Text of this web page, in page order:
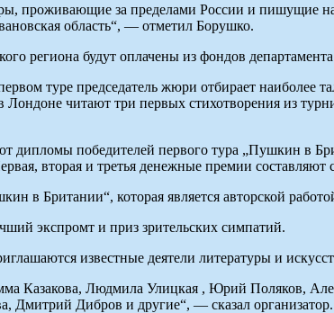
проживающие за пределами России и пишущие
область“, — отметил Борушко.
региона будут оплачены из фондов
туре председатель жюри отбирает наиболее
читают три первых стихотворения из
дипломы победителей первого тура „Пушкин в
вторая и третья денежные премии составляют
в Британии“, которая является авторской
экспромт и приз зрительских симпатий.
известные деятели литературы и
Казакова, Людмила Улицкая , Юрий Поляков,
Дибров и другие“, — сказал организатор.